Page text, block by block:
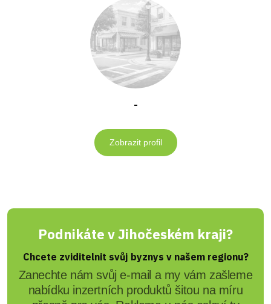
-
Zobrazit profil
Podnikáte v Jihočeském kraji?
Chcete zviditelnit svůj byznys v našem regionu?
Zanechte nám svůj e-mail a my vám zašleme
nabídku inzertních produktů šitou na míru